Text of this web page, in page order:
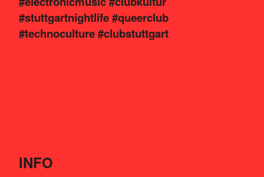
#stuttgartnightlife #queerclub
#technoculture #clubstuttgart
INFO